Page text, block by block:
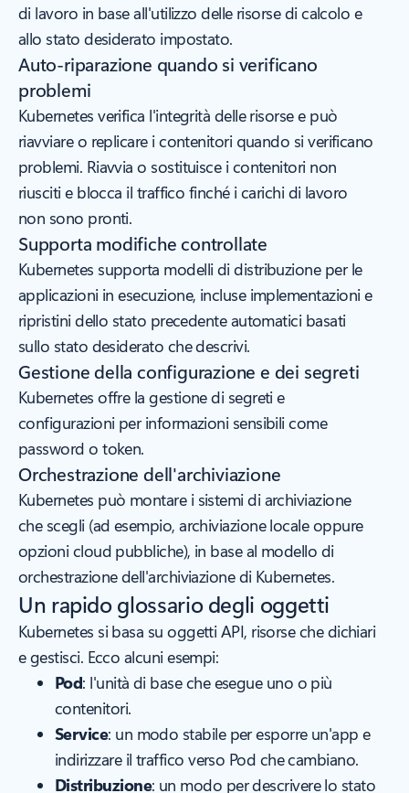
di lavoro in base all'utilizzo delle risorse di calcolo e
allo stato desiderato impostato.
Auto-riparazione quando si verificano
problemi
Kubernetes verifica l'integrità delle risorse e può
riavviare o replicare i contenitori quando si verificano
problemi. Riavvia o sostituisce i contenitori non
riusciti e blocca il traffico finché i carichi di lavoro
non sono pronti.
Supporta modifiche controllate
Kubernetes supporta modelli di distribuzione per le
applicazioni in esecuzione, incluse implementazioni e
ripristini dello stato precedente automatici basati
sullo stato desiderato che descrivi.
Gestione della configurazione e dei segreti
Kubernetes offre la gestione di segreti e
configurazioni per informazioni sensibili come
password o token.
Orchestrazione dell'archiviazione
Kubernetes può montare i sistemi di archiviazione
che scegli (ad esempio, archiviazione locale oppure
opzioni cloud pubbliche), in base al modello di
orchestrazione dell'archiviazione di Kubernetes.
Un rapido glossario degli oggetti
Kubernetes si basa su oggetti API, risorse che dichiari
e gestisci. Ecco alcuni esempi:
Pod: l'unità di base che esegue uno o più
contenitori.
Service: un modo stabile per esporre un'app e
indirizzare il traffico verso Pod che cambiano.
Distribuzione: un modo per descrivere lo stato